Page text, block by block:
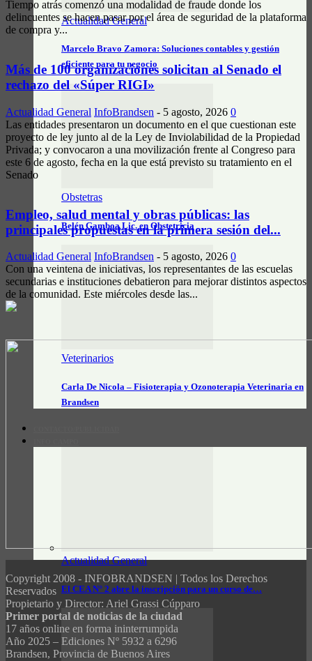
Actualidad General
Marcelo Bravo Zamora: Soluciones contables y gestión
eficiente para tu negocio
Obstetras
Belén Gamboa Lic. en Obstetricia
Veterinarios
Carla De Nicola – Fisioterapia y Ozonoterapia Veterinaria en
Brandsen
Actualidad General
El CEA N° 2 abre la inscripción para un curso de…
Tiempo atrás comenzó una modalidad de fraude donde los
delincuentes se hacen pasar por el área de seguridad de la plataforma
de compra y...
Más de 100 organizaciones solicitan al Senado el
rechazo del «Súper RIGI»
Actualidad General InfoBrandsen - 5 agosto, 2026 0
Las entidades presentaron un documento en el que cuestionan este
proyecto de ley junto al de la Ley de Inviolabilidad de la Propiedad
Privada; y convocaron a una movilización frente al Congreso para
este 6 de agosto, fecha en la que está previsto su tratamiento en el
Senado
Empleo, salud mental y obras públicas: las
principales propuestas en la primera sesión del...
Actualidad General InfoBrandsen - 5 agosto, 2026 0
Con una veintena de iniciativas, los representantes de las escuelas
secundarias e instituciones debatieron para mejorar distintos aspectos
de la comunidad. Este miércoles desde las...
Copyright 2008 - INFOBRANDSEN | Todos los Derechos
Reservados
Propietario y Director: Ariel Grassi Cúpparo
Primer portal de noticias de la ciudad
17 años online en forma ininterrumpida
Año 2025 – Ediciones Nº 5932 a 6296
Brandsen, Provincia de Buenos Aires